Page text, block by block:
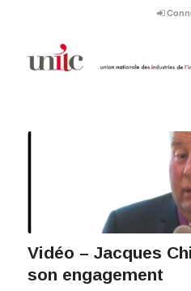
Vidéo – Jacques
son engagement